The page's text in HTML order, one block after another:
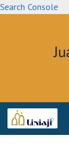
Search Console